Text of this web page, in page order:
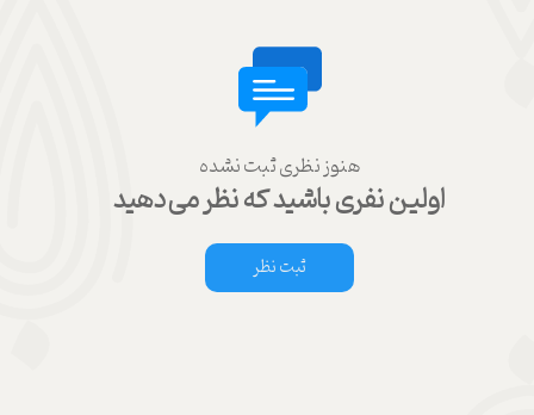
هنوز نظری ثبت نشده
اولین نفری باشید که نظر می‌دهید
ثبت نظر